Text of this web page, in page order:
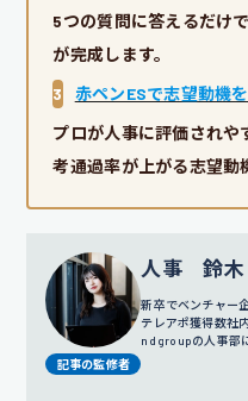
5つの質問に答えるだけ
が完成します。
3
赤ペンESで志望動機
プロが人事に評価されや
考通過率が上がる志望動
記事の監修者
人事 鈴木
新卒でベンチャー
テレアポ獲得数社
nd groupの人事部